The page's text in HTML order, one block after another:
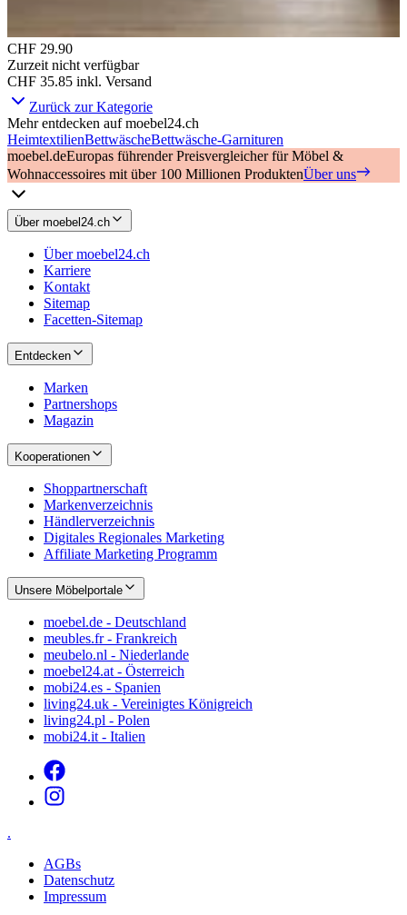
CHF 29.90
Zurzeit nicht verfügbar
CHF 35.85 inkl. Versand
Zurück zur Kategorie
Mehr entdecken auf moebel24.ch
HeimtextilienBettwäscheBettwäsche-Garnituren
moebel.deEuropas führender Preisvergleicher für Möbel &
Wohnaccessoires mit über 100 Millionen ProduktenÜber uns
Über moebel24.ch
Über moebel24.ch
Karriere
Kontakt
Sitemap
Facetten-Sitemap
Entdecken
Marken
Partnershops
Magazin
Kooperationen
Shoppartnerschaft
Markenverzeichnis
Händlerverzeichnis
Digitales Regionales Marketing
Affiliate Marketing Programm
Unsere Möbelportale
moebel.de - Deutschland
meubles.fr - Frankreich
meubelo.nl - Niederlande
moebel24.at - Österreich
mobi24.es - Spanien
living24.uk - Vereinigtes Königreich
living24.pl - Polen
mobi24.it - Italien
.
AGBs
Datenschutz
Impressum